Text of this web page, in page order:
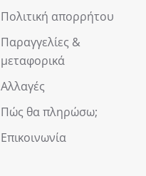
Πολιτική απορρήτου
Παραγγελίες &
μεταφορικά
Αλλαγές
Πώς θα πληρώσω;
Επικοινωνία